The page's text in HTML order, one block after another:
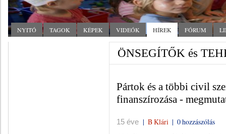
NYITÓ TAGOK KÉPEK VIDEÓK HÍREK FÓRUM
ÖNSEGÍTŐK és
Pártok és a többi civil
finanszírozása -
15 éve | B Klári | 0 hozzászólás